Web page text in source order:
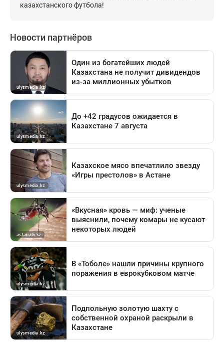
казахстанского футбола!